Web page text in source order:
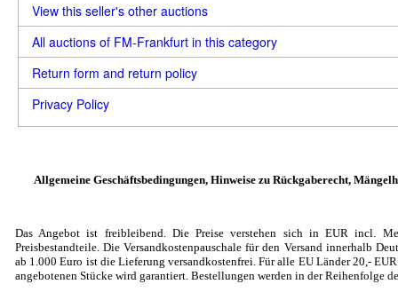
View this seller's other auctions
All auctions of FM-Frankfurt in this category
Return form and return policy
Privacy Policy
Allgemeine Geschäftsbedingungen, Hinweise zu Rückgaberecht,
Das Angebot ist freibleibend. Die Preise verstehen sich in EUR incl.
Preisbestandteile. Die Versandkostenpauschale für den Versand innerhalb
ab 1.000 Euro ist die Lieferung versandkostenfrei. Für alle EU Länder 20,-
angebotenen Stücke wird garantiert. Bestellungen werden in der Reihenfolge